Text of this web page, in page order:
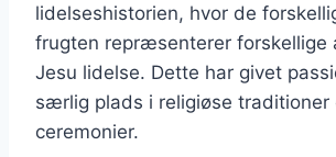
lidelseshistorien, hvor de
frugten repræsenterer forskellige
Jesu lidelse. Dette har givet
særlig plads i religiøse traditioner
ceremonier.